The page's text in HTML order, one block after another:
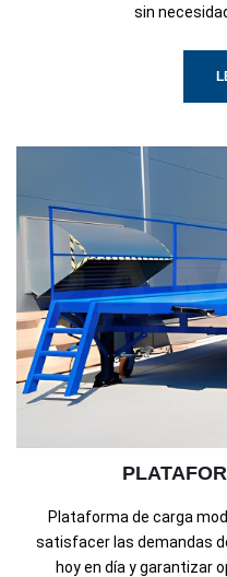
sin
Plataforma de carga
satisfacer las demandas
hoy en día y garantizar